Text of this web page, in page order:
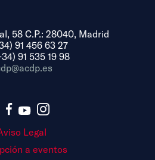
58 C.P.: 28040, Madrid
91 456 63 27
91 535 19 98
Legal
a eventos